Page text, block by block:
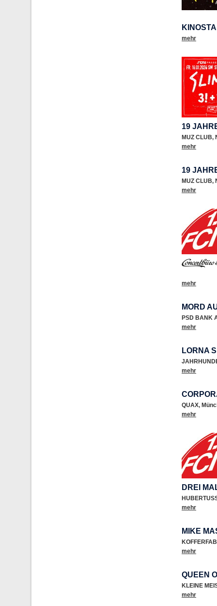
mehr
19
MUZ CLUB,
mehr
19
MUZ CLUB,
mehr
mehr
MORD
PSD BANK
mehr
LORNA
mehr
QUAX,
mehr
DREI
mehr
MIKE
mehr
QUEEN
KLEINE
mehr